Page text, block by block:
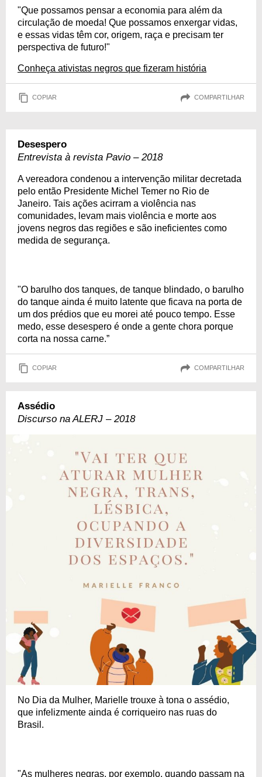
"Que possamos pensar a economia para além da
circulação de moeda! Que possamos enxergar vidas,
e essas vidas têm cor, origem, raça e precisam ter
perspectiva de futuro!"
Conheça ativistas negros que fizeram história
COPIAR COMPARTILHAR
Desespero
Entrevista à revista Pavio – 2018
A vereadora condenou a intervenção militar decretada
pelo então Presidente Michel Temer no Rio de
Janeiro. Tais ações acirram a violência nas
comunidades, levam mais violência e morte aos
jovens negros das regiões e são ineficientes como
medida de segurança.
"O barulho dos tanques, de tanque blindado, o barulho
do tanque ainda é muito latente que ficava na porta de
um dos prédios que eu morei até pouco tempo. Esse
medo, esse desespero é onde a gente chora porque
corta na nossa carne.”
COPIAR COMPARTILHAR
Assédio
Discurso na ALERJ – 2018
No Dia da Mulher, Marielle trouxe à tona o assédio,
que infelizmente ainda é corriqueiro nas ruas do
Brasil.
"As mulheres negras, por exemplo, quando passam na